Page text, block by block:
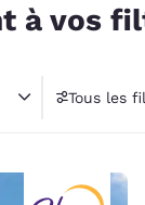
United
América
Canada
Français
à vos
Tous les
1